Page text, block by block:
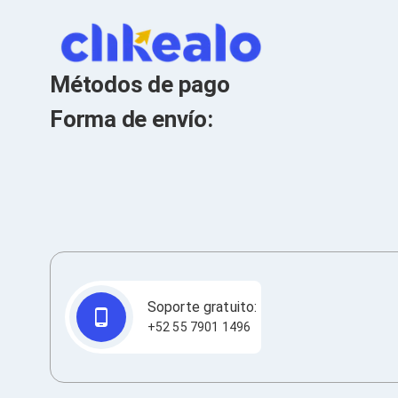
Cables Coaxiales
Accesorios para Cables
Jacks de Red
Conectores
Tapas y Cajas
Herramientas para Cables
Pinzas Ponchadoras
Sujetadores de Cables
Cinchos
Adaptadores PC
Adaptadores PC USB
Adaptadores PC Serial
Adaptadores PC IDE
Métodos de pago
Forma de envío:
Soporte gratuito:
+52 55 7901 1496